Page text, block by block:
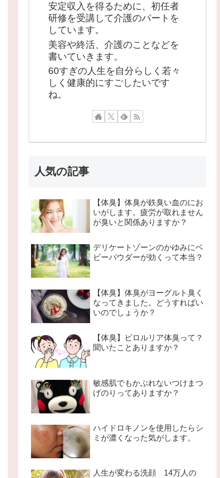
安定収入を得るために、初任者
研修を受講して介護のパートを
しています。
美容や終活、介護のことなどを
書いていきます。
60すぎの人生を自分らしく若々
しく健康的にすごしたいです
ね。
人気の記事
【体臭】体臭が鉄臭い血のにお
いがします。疲労が取れません
が臭いと関係ありますか？
デリケートゾーンのかゆみにベ
ビーパウダーが効くって本当？
【体臭】体臭がヨーグルト臭く
なってきました。どうすればい
いのでしょうか？
【体臭】ピロルリア体臭って？
聞いたことありますか？
敏感肌でもかぶれないつけまつ
げのりってありますか？
ハイドロキノンを使用したらシ
ミが濃くなった気がします。
人生が変わる洗顔 14万人の